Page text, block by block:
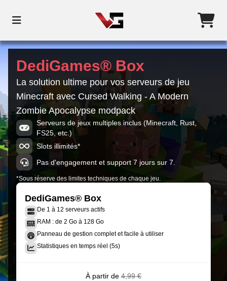
DediGames® Box
La solution ultime pour vos serveurs de jeu
Minecraft avec Cursed Walking - A Modern
Zombie Apocalypse modpack
Serveurs de jeux multiples inclus (Minecraft, Rust,
FS25, etc.)
Slots illimités*
Pas d'engagement et support 7 jours sur 7.
*Sous réserve des limites techniques de chaque jeu.
DediGames® Box
De 1 à 12 serveurs actifs
RAM : de 2 Go à 128 Go
Panneau de gestion complet et facile à utiliser
Statistiques en temps réel (5s)
À partir de 4,99 €